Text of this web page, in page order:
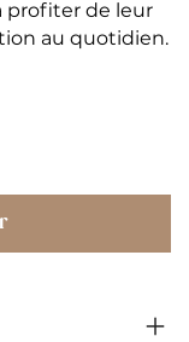
profiter de leur
au quotidien.